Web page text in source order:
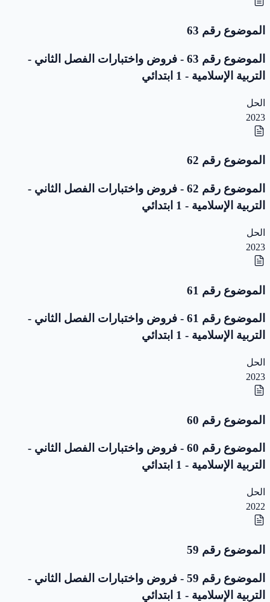
الموضوع رقم 63
الموضوع رقم 63 - فروض واختبارات الفصل الثاني -
التربية الإسلامية - 1 ابتدائي
الحل
2023
الموضوع رقم 62
الموضوع رقم 62 - فروض واختبارات الفصل الثاني -
التربية الإسلامية - 1 ابتدائي
الحل
2023
الموضوع رقم 61
الموضوع رقم 61 - فروض واختبارات الفصل الثاني -
التربية الإسلامية - 1 ابتدائي
الحل
2023
الموضوع رقم 60
الموضوع رقم 60 - فروض واختبارات الفصل الثاني -
التربية الإسلامية - 1 ابتدائي
الحل
2022
الموضوع رقم 59
الموضوع رقم 59 - فروض واختبارات الفصل الثاني -
التربية الإسلامية - 1 ابتدائي